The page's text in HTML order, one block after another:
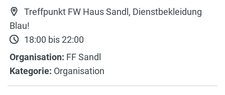
Treffpunkt FW Haus Sandl, Dienstbekleidung
Blau!
18:00 bis 22:00
Organisation: FF Sandl
Kategorie: Organisation